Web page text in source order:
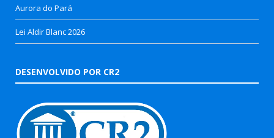
Aurora do Pará
Lei Aldir Blanc 2026
DESENVOLVIDO POR CR2